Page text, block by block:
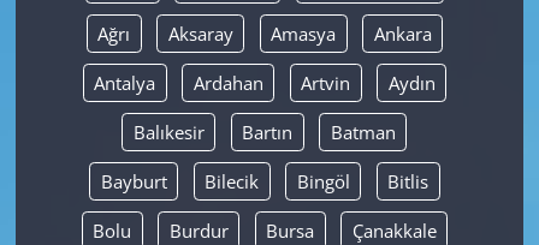
Ağrı Aksaray Amasya Ankara
Antalya Ardahan Artvin Aydın
Balıkesir Bartın Batman
Bayburt Bilecik Bingöl Bitlis
Bolu Burdur Bursa Çanakkale